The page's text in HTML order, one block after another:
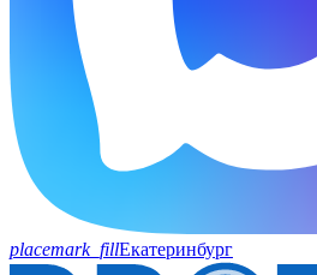
placemark_fillЕкатеринбург